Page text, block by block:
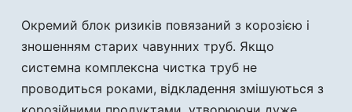
Окремий блок ризиків повязаний з корозією і
зношенням старих чавунних труб. Якщо
системна комплексна чистка труб не
проводиться роками, відкладення змішуються з